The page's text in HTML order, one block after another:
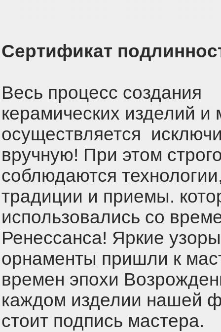
Сертификат
Весь процесс создания
керамических изделий и
осуществляется
вручную! При этом
соблюдаются
традиции и приемы.
использовались со
Ренессанса! Яркие
орнаменты пришли к
времен эпохи
каждом изделии нашей
стоит подпись мастера.